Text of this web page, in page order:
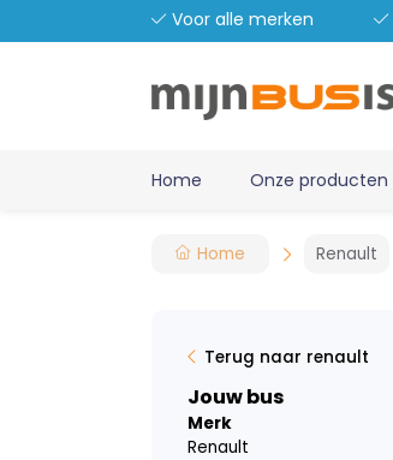
Voor alle merken
Home Onze producten
Home Renault
Terug naar renault
Jouw bus
Merk
Renault